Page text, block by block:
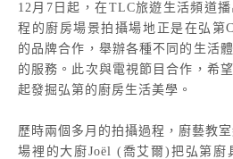
12月7日起，在TLC旅遊生活頻道
程的廚房場景拍攝場地正是在弘第
的品牌合作，舉辦各種不同的生活
的服務。此次與電視節目合作，希
起發掘弘第的廚房生活美學。
歷時兩個多月的拍攝過程，廚藝教
場裡的大廚Joël (喬艾爾)把弘第廚